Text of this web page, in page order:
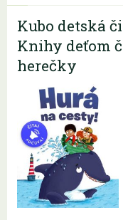
Kubo detská
Knihy deťom
herečky